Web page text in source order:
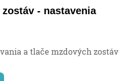
- nastavenia
a tlače mzdových zostáv